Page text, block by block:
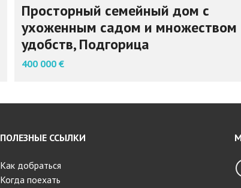
Просторный семейный дом с
ухоженным садом и множеством
удобств, Подгорица
400 000 €
ПОЛЕЗНЫЕ ССЫЛКИ
Как добраться
Когда поехать